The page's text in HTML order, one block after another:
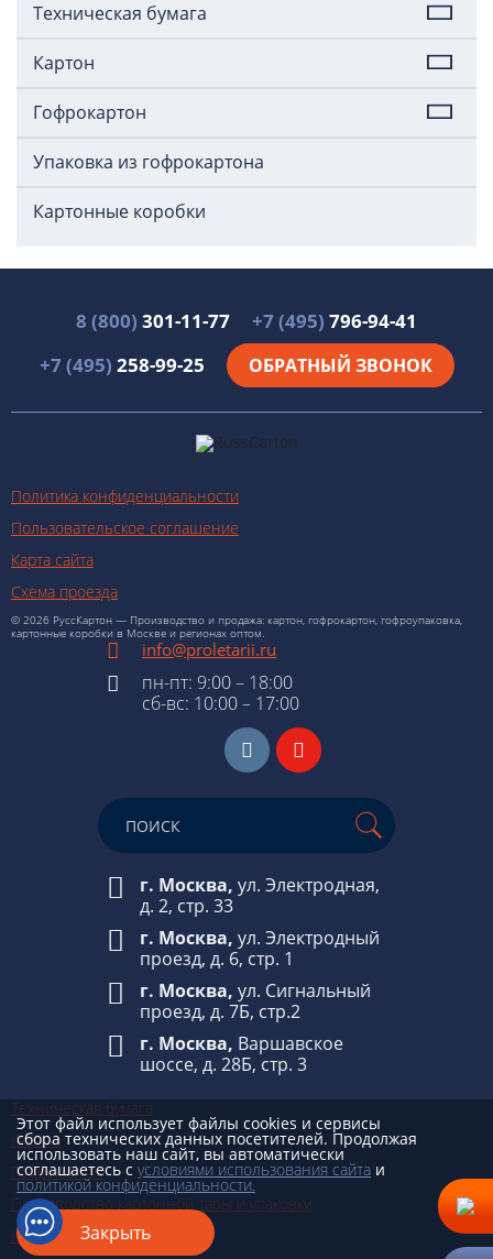
Техническая бумага
Картон
Гофрокартон
Упаковка из гофрокартона
Картонные коробки
8 (800) 301-11-77 +7 (495) 796-94-41
+7 (495) 258-99-25 ОБРАТНЫЙ ЗВОНОК
Политика конфиденциальности
Пользовательское соглашение
Карта сайта
Схема проезда
© 2026 РуссКартон — Производство и продажа: картон, гофрокартон, гофроупаковка,
картонные коробки в Москве и регионах оптом.
info@proletarii.ru
пн-пт: 9:00 – 18:00
сб-вс: 10:00 – 17:00
г. Москва, ул. Электродная,
д. 2, стр. 33
г. Москва, ул. Электродный
проезд, д. 6, стр. 1
г. Москва, ул. Сигнальный
проезд, д. 7Б, стр.2
г. Москва, Варшавское
шоссе, д. 28Б, стр. 3
Техническая бумага
Картон
Гофрокартон
Производство картонной тары и упаковки
Картонные коробки
Этот файл использует файлы cookies и сервисы
сбора технических данных посетителей. Продолжая
использовать наш сайт, вы автоматически
соглашаетесь с условиями использования сайта и
политикой конфиденциальности.
Закрыть